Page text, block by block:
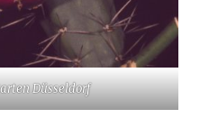
Düsseldorf